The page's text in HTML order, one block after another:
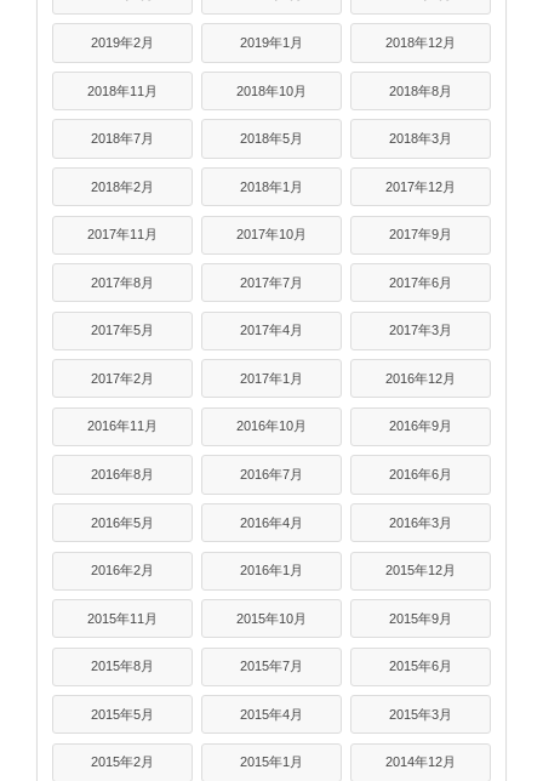
2019年2月 2019年1月 2018年12月
2018年11月 2018年10月 2018年8月
2018年7月 2018年5月 2018年3月
2018年2月 2018年1月 2017年12月
2017年11月 2017年10月 2017年9月
2017年8月 2017年7月 2017年6月
2017年5月 2017年4月 2017年3月
2017年2月 2017年1月 2016年12月
2016年11月 2016年10月 2016年9月
2016年8月 2016年7月 2016年6月
2016年5月 2016年4月 2016年3月
2016年2月 2016年1月 2015年12月
2015年11月 2015年10月 2015年9月
2015年8月 2015年7月 2015年6月
2015年5月 2015年4月 2015年3月
2015年2月 2015年1月 2014年12月